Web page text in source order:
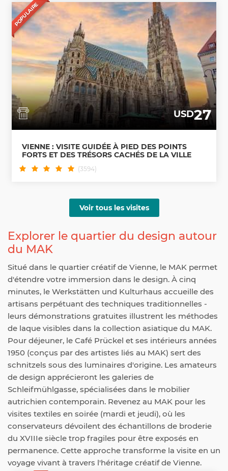
POPULAIRE
USD27
VIENNE : VISITE GUIDÉE À PIED DES POINTS
FORTS ET DES TRÉSORS CACHÉS DE LA VILLE
(3594)
Voir tous les visites
Explorer le quartier du design autour
du MAK
Situé dans le quartier créatif de Vienne, le MAK permet
d'étendre votre immersion dans le design. À cinq
minutes, le Werkstätten und Kulturhaus accueille des
artisans perpétuant des techniques traditionnelles -
leurs démonstrations gratuites illustrent les méthodes
de laque visibles dans la collection asiatique du MAK.
Pour déjeuner, le Café Prückel et ses intérieurs années
1950 (conçus par des artistes liés au MAK) sert des
schnitzels sous des luminaires d'origine. Les amateurs
de design apprécieront les galeries de
Schleifmühlgasse, spécialisées dans le mobilier
autrichien contemporain. Revenez au MAK pour les
visites textiles en soirée (mardi et jeudi), où les
conservateurs dévoilent des échantillons de broderie
du XVIIIe siècle trop fragiles pour être exposés en
permanence. Cette approche transforme la visite en un
voyage vivant à travers l'héritage créatif de Vienne.